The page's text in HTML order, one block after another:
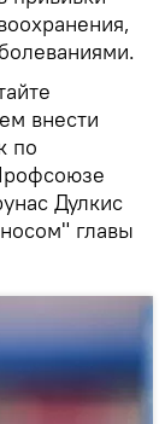
внести
по
Дулкис
главы